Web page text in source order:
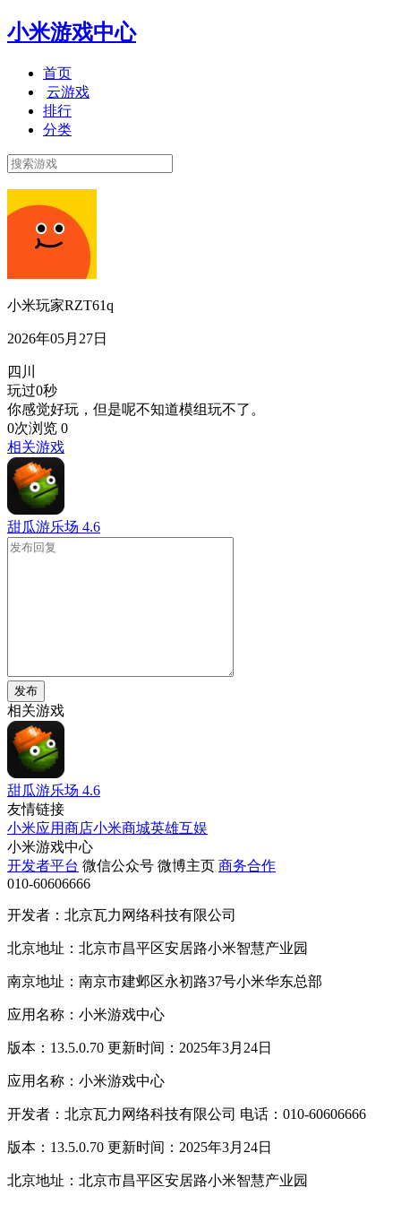
小米游戏中心
首页
云游戏
排行
分类
小米玩家RZT61q
2026年05月27日
四川
玩过0秒
你感觉好玩，但是呢不知道模组玩不了。
0次浏览 0
相关游戏
甜瓜游乐场 4.6
发布
相关游戏
甜瓜游乐场 4.6
友情链接
小米应用商店小米商城英雄互娱
小米游戏中心
开发者平台 微信公众号 微博主页 商务合作
010-60606666
开发者：北京瓦力网络科技有限公司
北京地址：北京市昌平区安居路小米智慧产业园
南京地址：南京市建邺区永初路37号小米华东总部
应用名称：小米游戏中心
版本：13.5.0.70 更新时间：2025年3月24日
应用名称：小米游戏中心
开发者：北京瓦力网络科技有限公司 电话：010-60606666
版本：13.5.0.70 更新时间：2025年3月24日
北京地址：北京市昌平区安居路小米智慧产业园